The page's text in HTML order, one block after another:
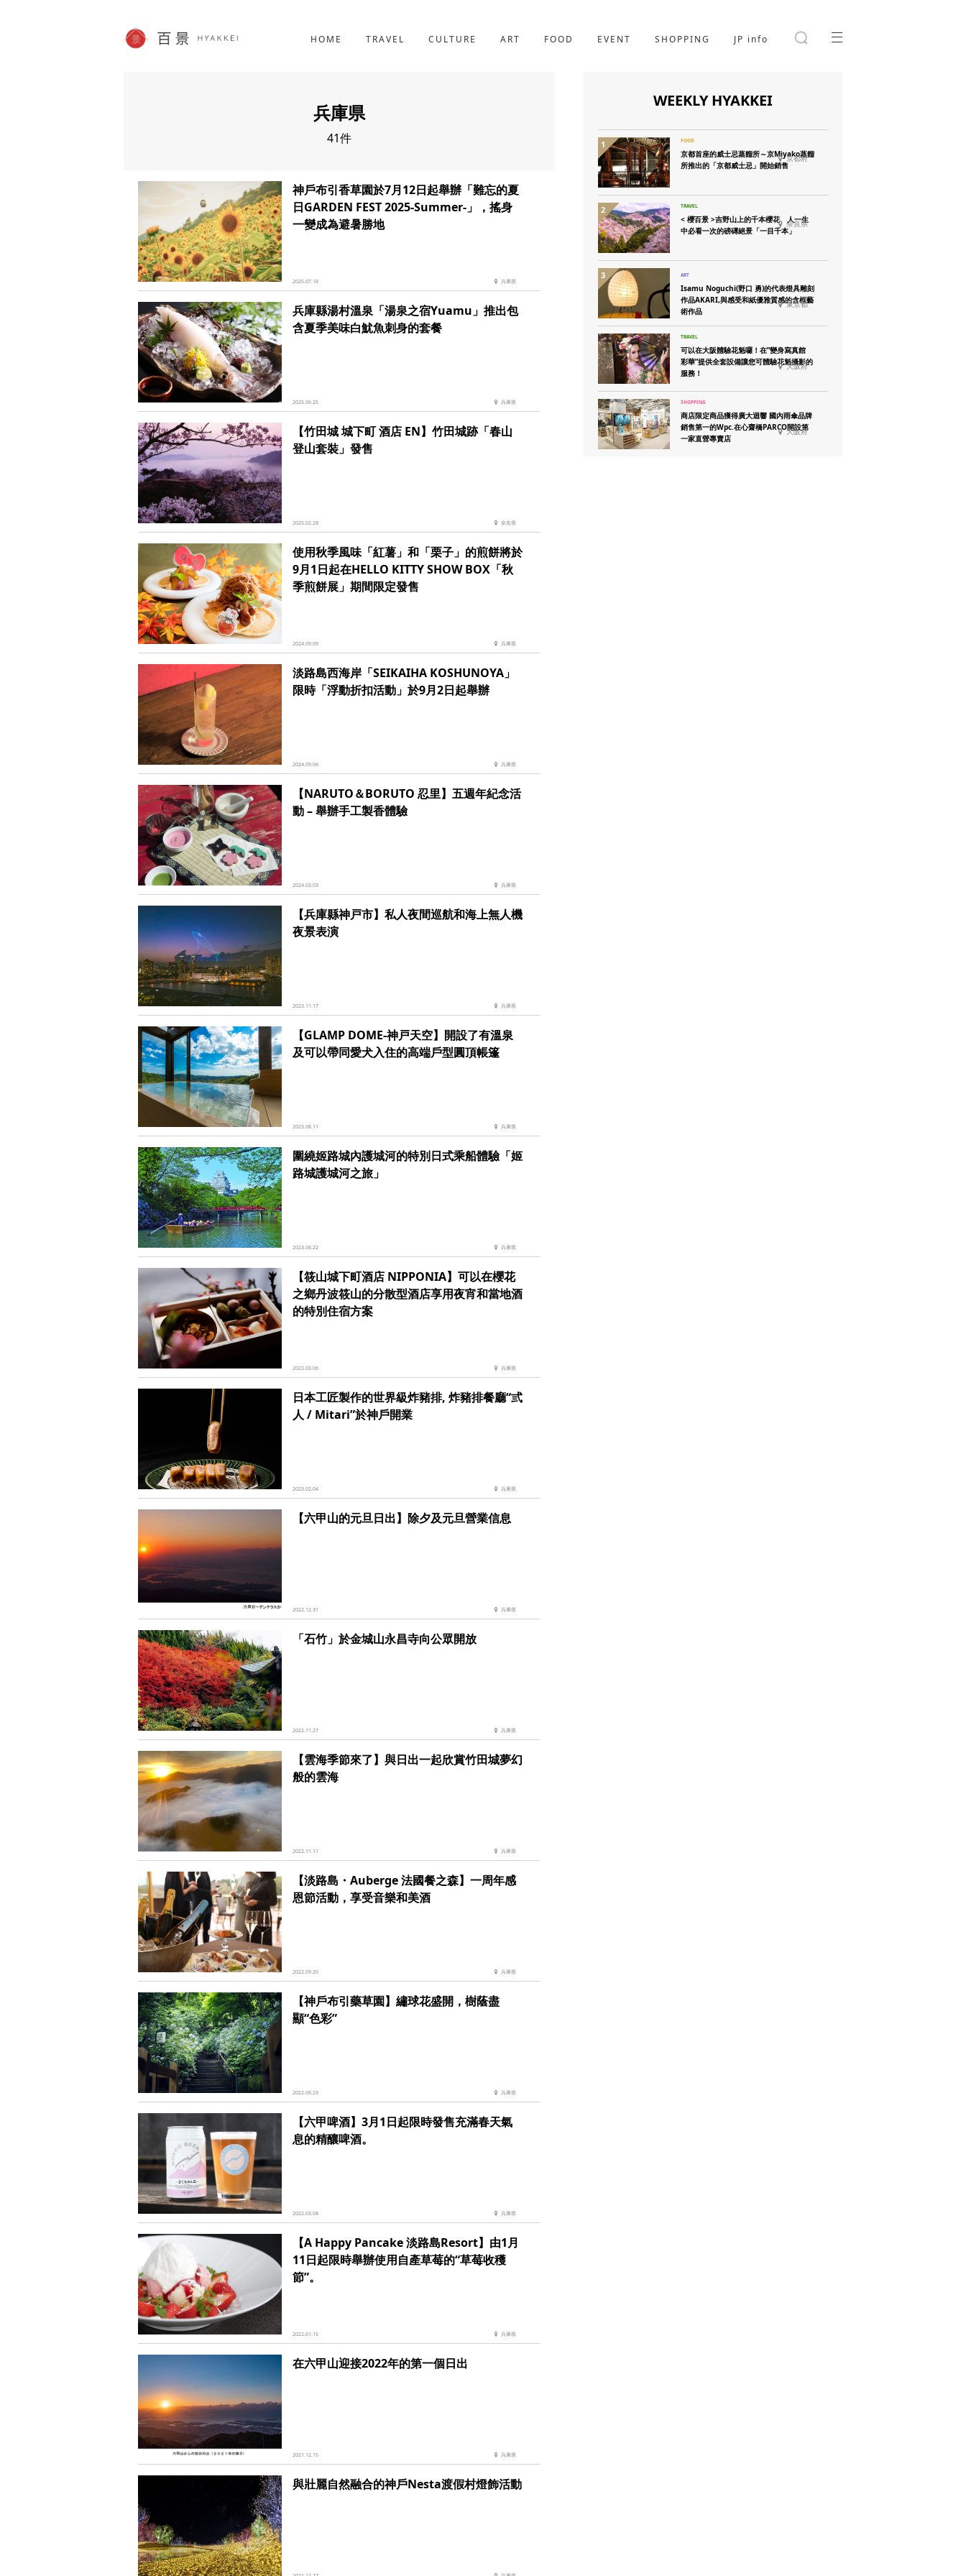
HOME TRAVEL CULTURE ART FOOD EVENT SHOPPING JP info
SHOPPING
JP info
兵庫県
41件
神戶布引香草園於7月12日起舉辦「難忘的夏
日GARDEN FEST 2025-Summer-」，搖身
一變成為避暑勝地
2025.07.18 兵庫県
兵庫縣湯村溫泉「湯泉之宿Yuamu」推出包
含夏季美味白魷魚刺身的套餐
2025.06.25 兵庫県
【竹田城 城下町 酒店 EN】竹田城跡「春山
登山套裝」發售
2025.02.28 奈良県
使用秋季風味「紅薯」和「栗子」的煎餅將於
9月1日起在HELLO KITTY SHOW BOX「秋
季煎餅展」期間限定發售
2024.09.09 兵庫県
淡路島西海岸「SEIKAIHA KOSHUNOYA」
限時「浮動折扣活動」於9月2日起舉辦
2024.09.06 兵庫県
【NARUTO＆BORUTO 忍里】五週年紀念活
動 – 舉辦手工製香體驗
2024.03.03 兵庫県
【兵庫縣神戸市】私人夜間巡航和海上無人機
夜景表演
2023.11.17 兵庫県
【GLAMP DOME-神戸天空】開設了有溫泉
及可以帶同愛犬入住的高端戶型圓頂帳篷
2023.08.11 兵庫県
圍繞姬路城內護城河的特別日式乘船體驗「姬
路城護城河之旅」
2023.06.22 兵庫県
【筱山城下町酒店 NIPPONIA】可以在櫻花
之鄉丹波筱山的分散型酒店享用夜宵和當地酒
的特別住宿方案
2023.03.06 兵庫県
日本工匠製作的世界級炸豬排, 炸豬排餐廳“弎
人 / Mitari”於神戶開業
2023.02.04 兵庫県
【六甲山的元旦日出】除夕及元旦營業信息
2022.12.31 兵庫県
「石竹」於金城山永昌寺向公眾開放
2022.11.27 兵庫県
【雲海季節來了】與日出一起欣賞竹田城夢幻
般的雲海
2022.11.11 兵庫県
【淡路島・Auberge 法國餐之森】一周年感
恩節活動，享受音樂和美酒
2022.09.20 兵庫県
【神戶布引藥草園】繡球花盛開，樹蔭盡
顯“色彩”
2022.06.23 兵庫県
【六甲啤酒】3月1日起限時發售充滿春天氣
息的精釀啤酒。
2022.03.08 兵庫県
【A Happy Pancake 淡路島Resort】由1月
11日起限時舉辦使用自產草莓的“草莓收穫
節”。
2022.01.15 兵庫県
在六甲山迎接2022年的第一個日出
2021.12.15 兵庫県
與壯麗自然融合的神戶Nesta渡假村燈飾活動
WEEKLY HYAKKEI
京都首座的威士忌蒸餾所～京Miyako蒸餾
所推出的「京都威士忌」開始銷售
京都府
< 櫻百景 >吉野山上的千本櫻花 人一生
中必看一次的磅礡絕景「一目千本」
奈良県
Isamu Noguchi(野口 勇)的代表燈具雕刻
作品AKARI,與感受和紙優雅質感的含框藝
術作品
東京都
可以在大阪體驗花魁囉！在”變身寫真館
彩華”提供全套設備讓您可體驗花魁攝影的
服務！
大阪府
商店限定商品獲得廣大迴響 國內雨傘品牌
銷售第一的Wpc.在心齋橋PARCO開設第
一家直營專賣店
大阪府